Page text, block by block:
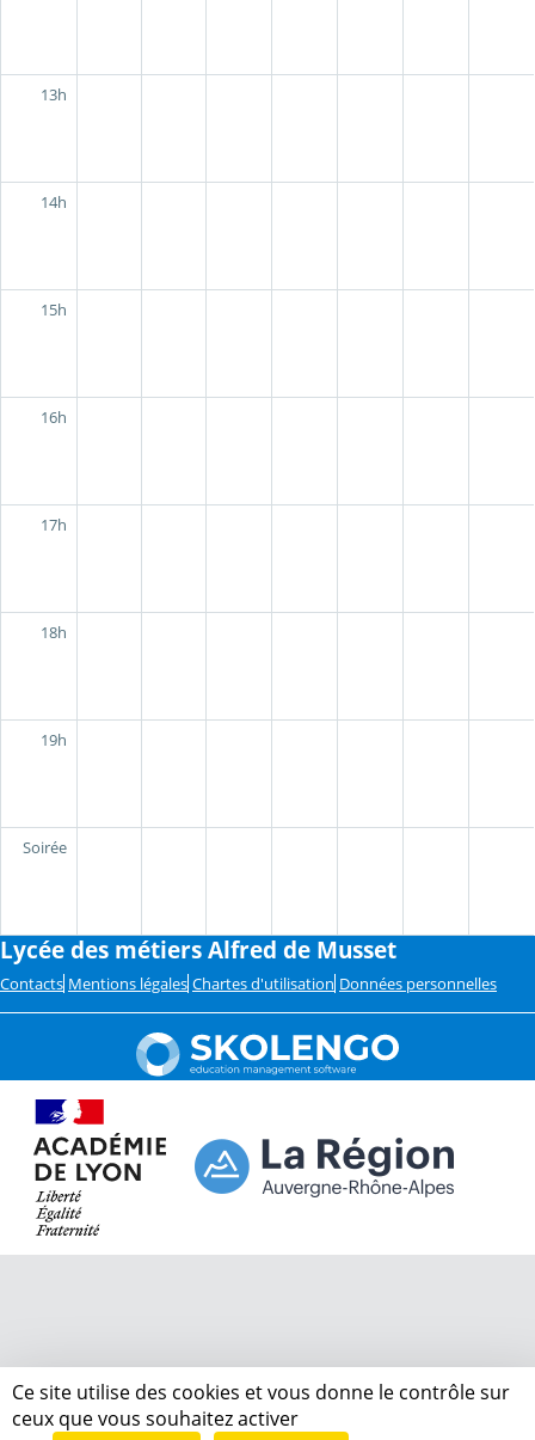
13h
14h
15h
16h
17h
18h
19h
Soirée
Lycée des métiers Alfred de Musset
Contacts Mentions légales Chartes d'utilisation Données personnelles
Ce site utilise des cookies et vous donne le contrôle sur
ceux que vous souhaitez activer